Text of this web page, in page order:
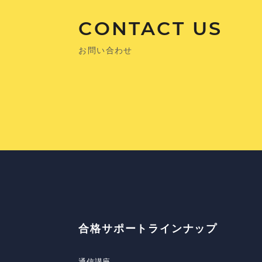
CONTACT US
お問い合わせ
合格サポートラインナップ